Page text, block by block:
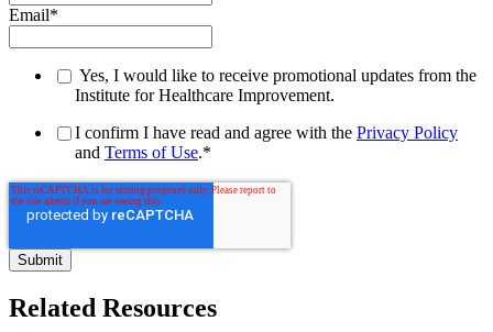
Email*
Yes, I would like to receive promotional updates from the
Institute for Healthcare Improvement.
I confirm I have read and agree with the Privacy Policy
and Terms of Use.*
Related Resources